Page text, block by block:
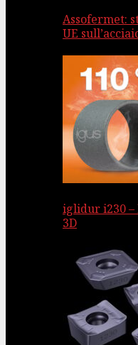
Assofermet:
UE
iglidur i230 –
3D